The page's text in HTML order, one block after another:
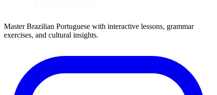
Master Brazilian Portuguese with interactive lessons, grammar
exercises, and cultural insights.